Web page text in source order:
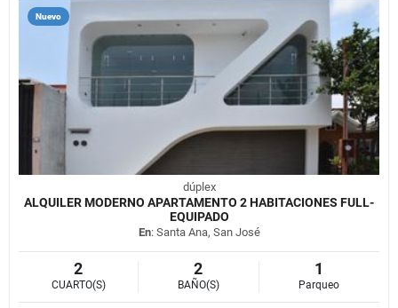
Nuevo
dúplex
ALQUILER MODERNO APARTAMENTO 2 HABITACIONES FULL-
EQUIPADO
En: Santa Ana, San José
2
CUARTO(S)
2
BAÑO(S)
1
Parqueo